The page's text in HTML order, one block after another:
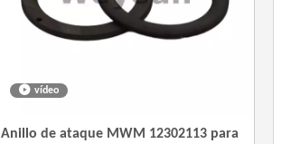
vídeo
Anillo de ataque MWM 12302113 para